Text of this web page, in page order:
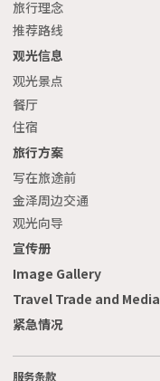
旅行理念
推荐路线
观光信息
观光景点
餐厅
住宿
旅行方案
写在旅途前
金泽周边交通
观光向导
宣传册
Image Gallery
Travel Trade and Media
紧急情况
服务条款